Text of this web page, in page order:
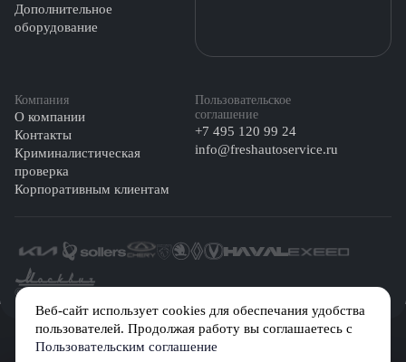
Веб-сайт использует cookies для обеспечания удобства
пользователей. Продолжая работу вы соглашаетесь с
Пользовательским соглашение
Дополнительное
оборудование
Компания
О компании
Контакты
Криминалистическая
проверка
Корпоративным клиентам
Пользовательское
соглашение
+7 495 120 99 24
info@freshautoservice.ru
©️ 2026 Fresh Auto
Сетевое издание «Первый автомобильный маркетплейс» зарегистрировано
Решением Федеральной службы по надзору в сфере связи, информационных